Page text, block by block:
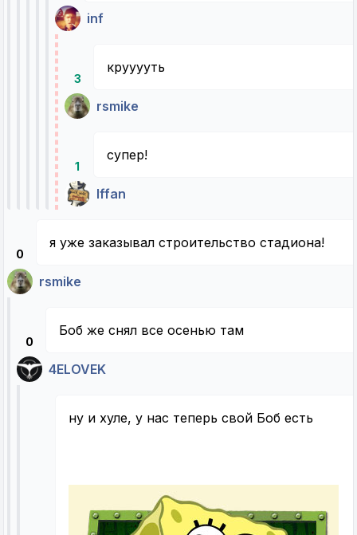
inf
3
крууууть
rsmike
1
супер!
Iffan
0
я уже заказывал строительство стадиона!
rsmike
0
Боб же снял все осенью там
4ELOVEK
ну и хуле, у нас теперь свой Боб есть